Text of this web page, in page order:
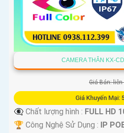
CAMERA THÂN KX-
Giá Bán: liên
Giá Khuyến Mại:
👁️‍🗨 Chất lượng hình : FULL HD
🏆 Công Nghệ Sử Dụng : IP